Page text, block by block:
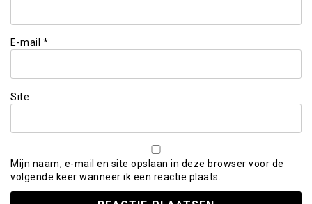
E-mail *
Site
Mijn naam, e-mail en site opslaan in deze browser voor de
volgende keer wanneer ik een reactie plaats.